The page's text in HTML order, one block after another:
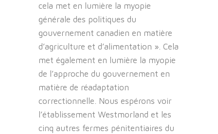
cela met en lumière la myopie
générale des politiques du
gouvernement canadien en matière
d’agriculture et d’alimentation ». Cela
met également en lumière la myopie
de l’approche du gouvernement en
matière de réadaptation
correctionnelle. Nous espérons voir
l’établissement Westmorland et les
cinq autres fermes pénitentiaires du